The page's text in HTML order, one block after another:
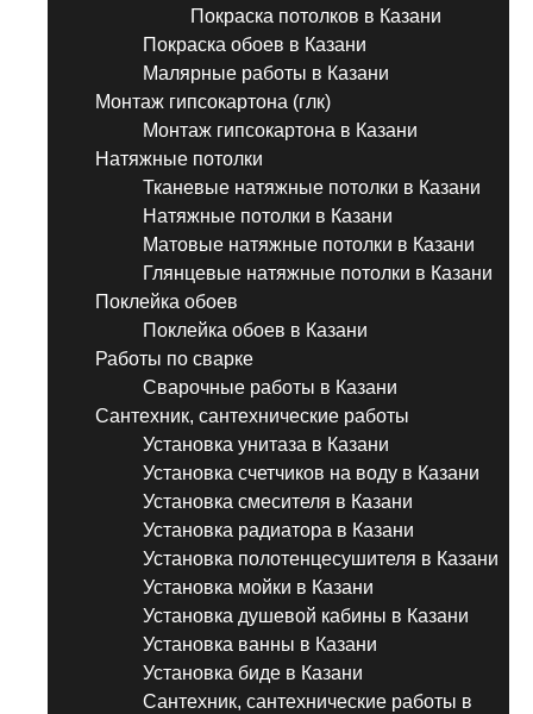
Покраска потолков в Казани
Покраска обоев в Казани
Малярные работы в Казани
Монтаж гипсокартона (глк)
Монтаж гипсокартона в Казани
Натяжные потолки
Тканевые натяжные потолки в Казани
Натяжные потолки в Казани
Матовые натяжные потолки в Казани
Глянцевые натяжные потолки в Казани
Поклейка обоев
Поклейка обоев в Казани
Работы по сварке
Сварочные работы в Казани
Сантехник, сантехнические работы
Установка унитаза в Казани
Установка счетчиков на воду в Казани
Установка смесителя в Казани
Установка радиатора в Казани
Установка полотенцесушителя в Казани
Установка мойки в Казани
Установка душевой кабины в Казани
Установка ванны в Казани
Установка биде в Казани
Сантехник, сантехнические работы в